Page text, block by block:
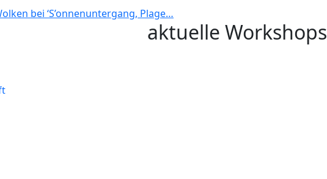
bei ‘S’onnenuntergang, Plage…
aktuelle Workshops